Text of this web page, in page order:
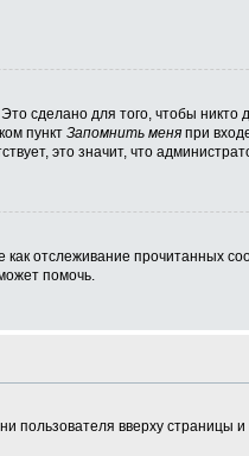
сделано для того, чтобы никто
пункт Запомнить меняпри
это значит, что
отслеживание прочитанных
помочь.
пользователя вверху страницы